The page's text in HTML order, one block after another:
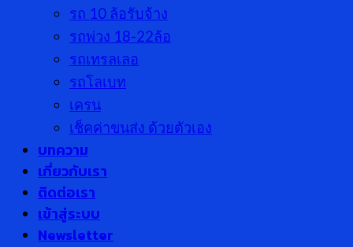
รถ 10 ล้อรับจ้าง
รถพ่วง 18-22ล้อ
รถเทรลเลอ
รถโลเบท
เครน
เช็คค่าขนส่ง ด้วยตัวเอง
บทความ
เกี่ยวกับเรา
ติดต่อเรา
เข้าสู่ระบบ
Newsletter